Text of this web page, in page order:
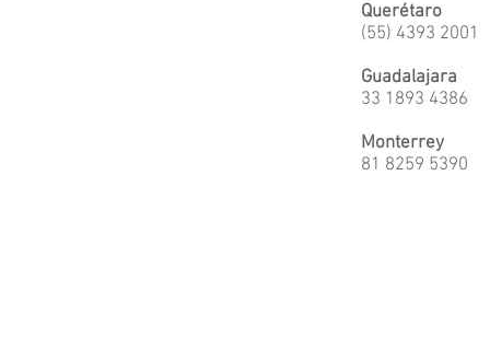
Querétaro
(55) 4393 2001
Guadalajara
33 1893 4386
Monterrey
81 8259 5390